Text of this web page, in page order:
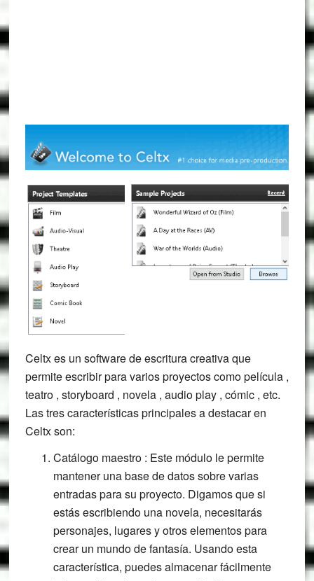
Celtx es un software de escritura creativa que
permite escribir para varios proyectos como película ,
teatro , storyboard , novela , audio play , cómic , etc.
Las tres características principales a destacar en
Celtx son:
Catálogo maestro : Este módulo le permite
mantener una base de datos sobre varias
entradas para su proyecto. Digamos que si
estás escribiendo una novela, necesitarás
personajes, lugares y otros elementos para
crear un mundo de fantasía. Usando esta
característica, puedes almacenar fácilmente